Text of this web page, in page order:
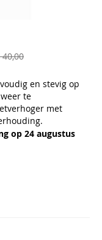
40,00
en stevig op
te
met
op 24 augustus